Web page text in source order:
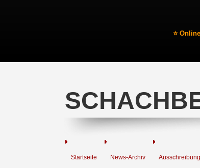
⭐
Startseite News-Archiv Ausschreibung